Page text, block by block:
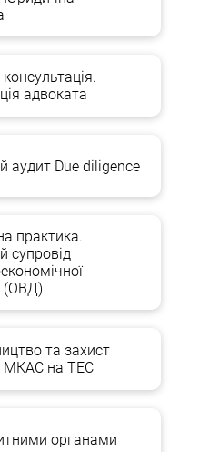
адвоката
аудит Due diligence
практика.
супровід
(ОВД)
та захист
МКАС на ТЕС
органами